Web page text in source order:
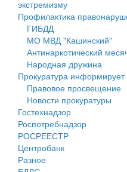
Нормативы
Правила
Генеральные планы
Проекты планировки
Собрание депутатов
Городское поселение
Сельские поселения
экстремизму
Профилактика
ГИБДД
МО МВД "Кашинский"
Антинаркотический
Народная дружина
Прокуратура информирует
Правовое просвещение
Новости прокуратуры
Гостехнадзор
Роспотребнадзор
РОСРЕЕСТР
Центробанк
Разное